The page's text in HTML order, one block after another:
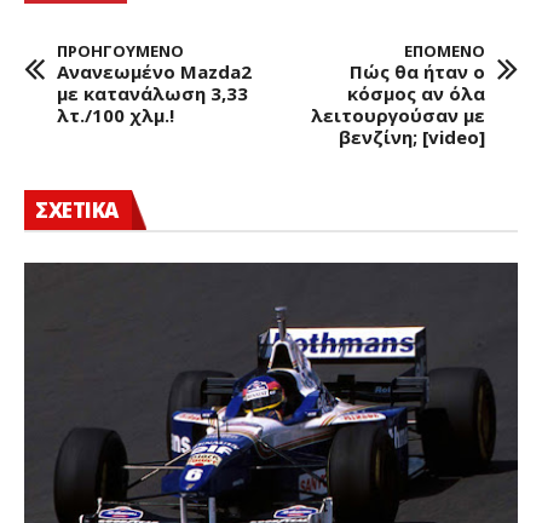
ΠΡΟΗΓΟΥΜΕΝΟ
Ανανεωμένο Mazda2
με κατανάλωση 3,33
λτ./100 χλμ.!
ΕΠΟΜΕΝΟ
Πώς θα ήταν ο
κόσμος αν όλα
λειτουργούσαν με
βενζίνη; [video]
ΣΧΕΤΙΚΑ